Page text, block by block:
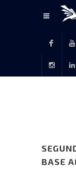
Facebook
BASE